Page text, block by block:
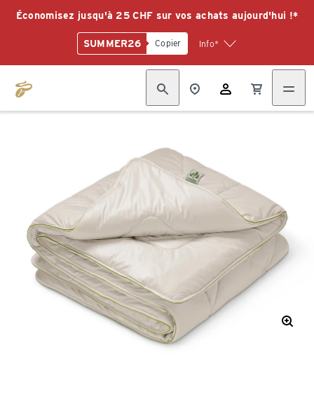
Économisez jusqu'à 25 CHF sur vos achats aujourd'hui !*
SUMMER26 Copier Info*